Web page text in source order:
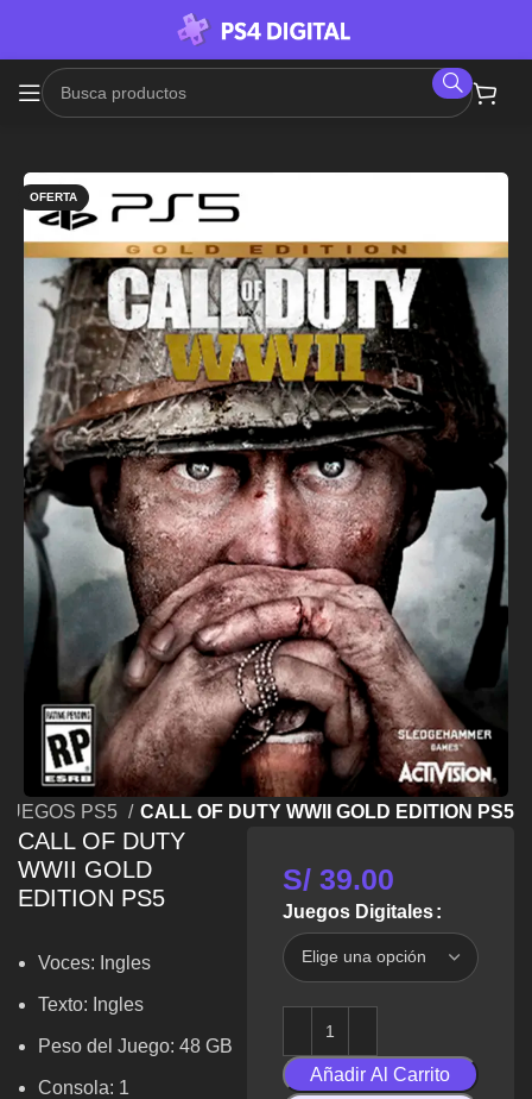
OFERTA
PS5 CALL OF DUTY WWII GOLD EDITION PS5
CALL OF DUTY
WWII GOLD
EDITION PS5
Voces: Ingles
Texto: Ingles
Peso del Juego: 48 GB
Consola: 1
S/39.00
Juegos Digitales
Añadir Al Carrito